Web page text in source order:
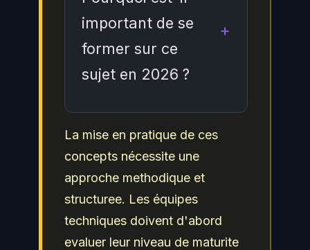
équipes pour faire face
aux risques associes a
cette problematique.
l'evaluation reguliere de
la posture de sécurité, la
mise en place de
formation continue des
équipes et l'adoption des
referentiels de sécurité
reconnus comme ceux du
NIST, de l'ANSSI et de
important de se
former sur ce
sujet en 2026 ?
sujet est devenue
incontournable face a
l'evolution constante des
menaces et des
exigences reglementaires.
La mise en pratique de ces
concepts nécessite une
approche methodique et
structuree. Les équipes
techniques doivent d'abord
evaluer leur niveau de maturite